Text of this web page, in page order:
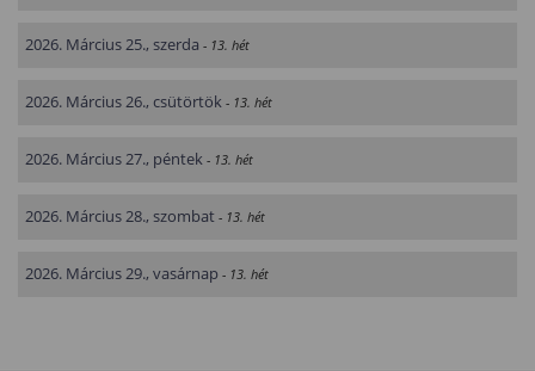
2026. Március 25., szerda - 13. hét
2026. Március 26., csütörtök - 13. hét
2026. Március 27., péntek - 13. hét
2026. Március 28., szombat - 13. hét
2026. Március 29., vasárnap - 13. hét